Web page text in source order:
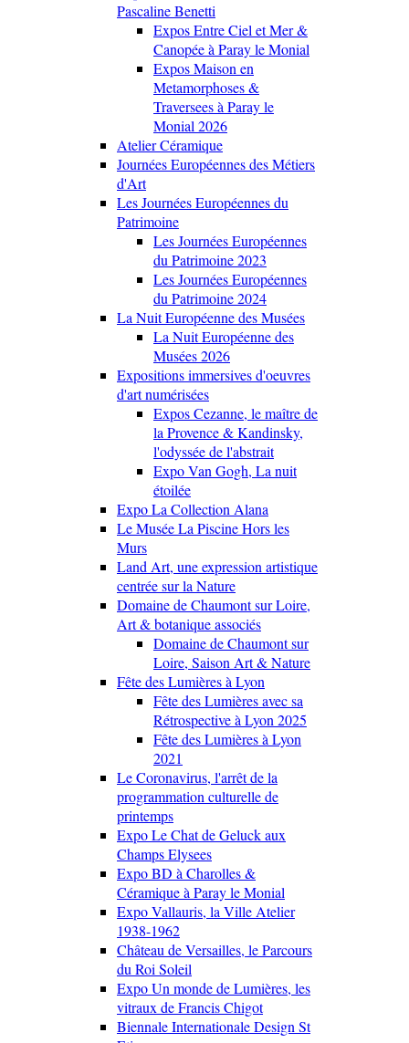
Pascaline Benetti
Expos Entre Ciel et Mer &
Canopée à Paray le Monial
Expos Maison en
Metamorphoses &
Traversees à Paray le
Monial 2026
Atelier Céramique
Journées Européennes des Métiers
d'Art
Les Journées Européennes du
Patrimoine
Les Journées Européennes
du Patrimoine 2023
Les Journées Européennes
du Patrimoine 2024
La Nuit Européenne des Musées
La Nuit Européenne des
Musées 2026
Expositions immersives d'oeuvres
d'art numérisées
Expos Cezanne, le maître de
la Provence & Kandinsky,
l'odyssée de l'abstrait
Expo Van Gogh, La nuit
étoilée
Expo La Collection Alana
Le Musée La Piscine Hors les
Murs
Land Art, une expression artistique
centrée sur la Nature
Domaine de Chaumont sur Loire,
Art & botanique associés
Domaine de Chaumont sur
Loire, Saison Art & Nature
Fête des Lumières à Lyon
Fête des Lumières avec sa
Rétrospective à Lyon 2025
Fête des Lumières à Lyon
2021
Le Coronavirus, l'arrêt de la
programmation culturelle de
printemps
Expo Le Chat de Geluck aux
Champs Elysees
Expo BD à Charolles &
Céramique à Paray le Monial
Expo Vallauris, la Ville Atelier
1938-1962
Château de Versailles, le Parcours
du Roi Soleil
Expo Un monde de Lumières, les
vitraux de Francis Chigot
Biennale Internationale Design St